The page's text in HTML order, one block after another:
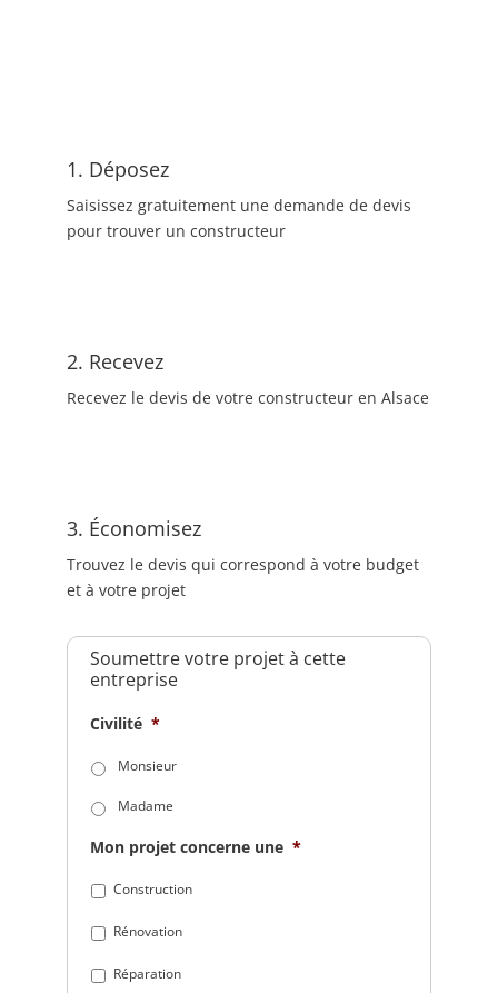
1. Déposez
Saisissez gratuitement une demande de devis
pour trouver un constructeur
2. Recevez
Recevez le devis de votre constructeur en Alsace
3. Économisez
Trouvez le devis qui correspond à votre budget
et à votre projet
Soumettre votre projet à cette
entreprise
Civilité *
Monsieur
Madame
Mon projet concerne une *
Construction
Rénovation
Réparation